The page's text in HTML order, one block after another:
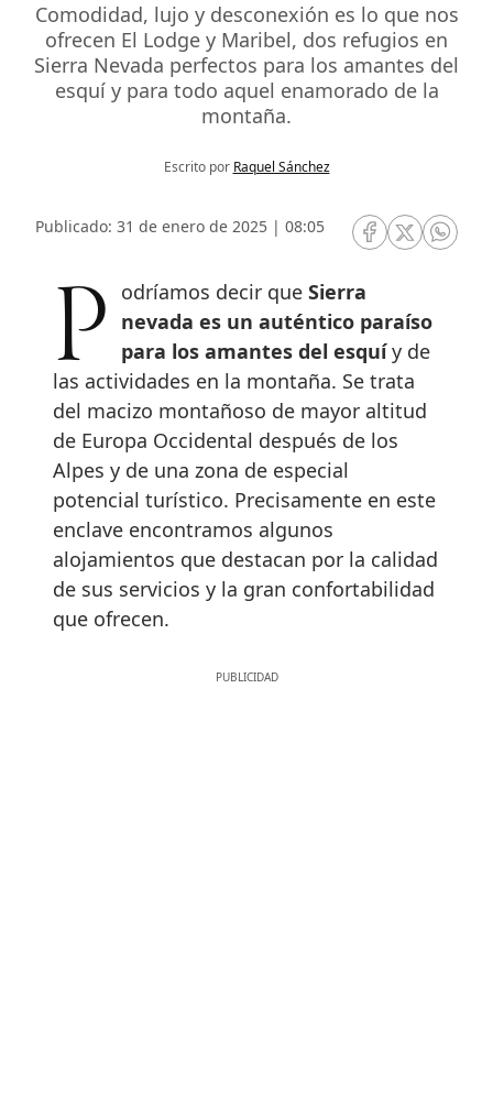
Comodidad, lujo y desconexión es lo que nos
ofrecen El Lodge y Maribel, dos refugios en
Sierra Nevada perfectos para los amantes del
esquí y para todo aquel enamorado de la
montaña.
Escrito por Raquel Sánchez
Publicado: 31 de enero de 2025 | 08:05
RRSS Facebook
RRSSRRSS
Podríamos decir que Sierra
nevada es un auténtico paraíso
para los amantes del esquíy de
las actividades en la montaña. Se trata
del macizo montañoso de mayor altitud
de Europa Occidental después de los
Alpes y de una zona de especial
potencial turístico. Precisamente en este
enclave encontramos algunos
alojamientos que destacan por la calidad
de sus servicios y la gran confortabilidad
que ofrecen.